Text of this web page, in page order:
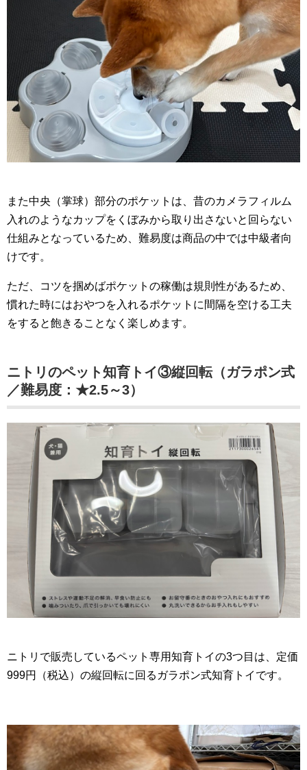
また中央（掌球）部分のポケットは、昔のカメラフィルム
入れのようなカップをくぼみから取り出さないと回らない
仕組みとなっているため、難易度は商品の中では中級者向
けです。
ただ、コツを掴めばポケットの稼働は規則性があるため、
慣れた時にはおやつを入れるポケットに間隔を空ける工夫
をすると飽きることなく楽しめます。
ニトリのペット知育トイ③縦回転（ガラポン式
／難易度：★2.5～3）
ニトリで販売しているペット専用知育トイの3つ目は、定価
999円（税込）の縦回転に回るガラポン式知育トイです。